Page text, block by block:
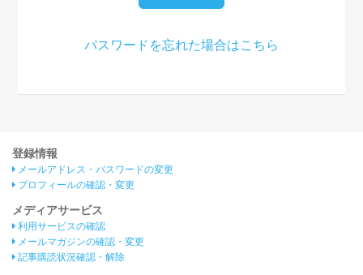
パスワードを忘れた場合はこちら
登録情報
メールアドレス・パスワードの変更
プロフィールの確認・変更
メディアサービス
利用サービスの確認
メールマガジンの確認・変更
記事購読状況確認・解除